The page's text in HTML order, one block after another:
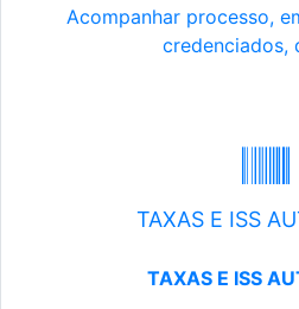
Acompanhar processo,
credenciados,
TAXAS E ISS
TAXAS E ISS